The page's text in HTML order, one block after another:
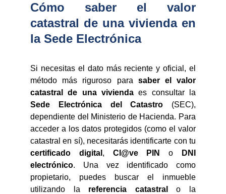
Cómo saber el valor
catastral de una vivienda en
la Sede Electrónica
Si necesitas el dato más reciente y oficial, el
método más riguroso para saber el valor
catastral de una vivienda es consultar la
Sede Electrónica del Catastro (SEC),
dependiente del Ministerio de Hacienda. Para
acceder a los datos protegidos (como el valor
catastral en sí), necesitarás identificarte con tu
certificado digital , Cl@ve PIN o
DNI
electrónico. Una vez identificado como
propietario, puedes buscar el inmueble
utilizando la referencia catastral
o la